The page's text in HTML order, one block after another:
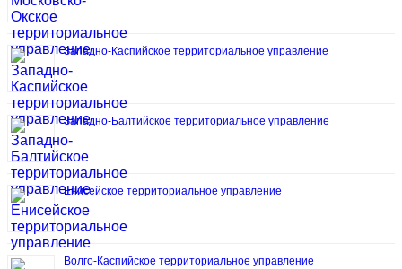
Западно-Каспийское территориальное управление
Западно-Балтийское территориальное управление
Енисейское территориальное управление
Волго-Каспийское территориальное управление